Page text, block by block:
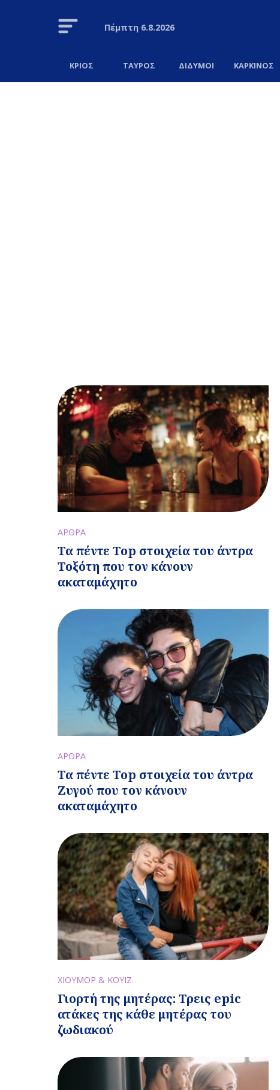
Πέμπτη6.8.2026
ΚΡΙΟΣ ΤΑΥΡΟΣ ΔΙΔΥΜΟΙ ΚΑΡΚΙΝΟΣ
ΑΡΘΡΑ
Τα πέντε Top στοιχεία του άντρα
Τοξότη που τον κάνουν
ακαταμάχητο
ΑΡΘΡΑ
Τα πέντε Top στοιχεία του άντρα
Ζυγού που τον κάνουν
ακαταμάχητο
ΧΙΟΥΜΟΡ & ΚΟΥΙΖ
Γιορτή της μητέρας: Τρεις epic
ατάκες της κάθε μητέρας του
ζωδιακού